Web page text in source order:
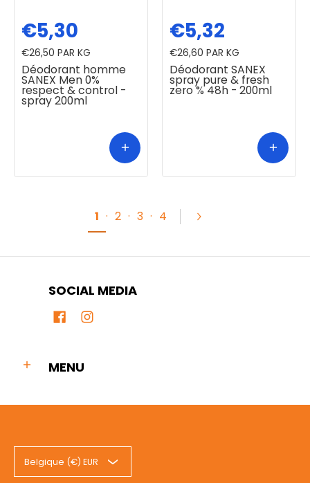
Déodorant homme
SANEX Men 0%
respect & control -
spray 200ml
€5,30
€26,50 PAR KG
Déodorant SANEX
spray pure & fresh
zero % 48h - 200ml
€5,32
€26,60 PAR KG
1 · 2 · 3 · 4
SOCIAL MEDIA
MENU
Belgique (€) EUR